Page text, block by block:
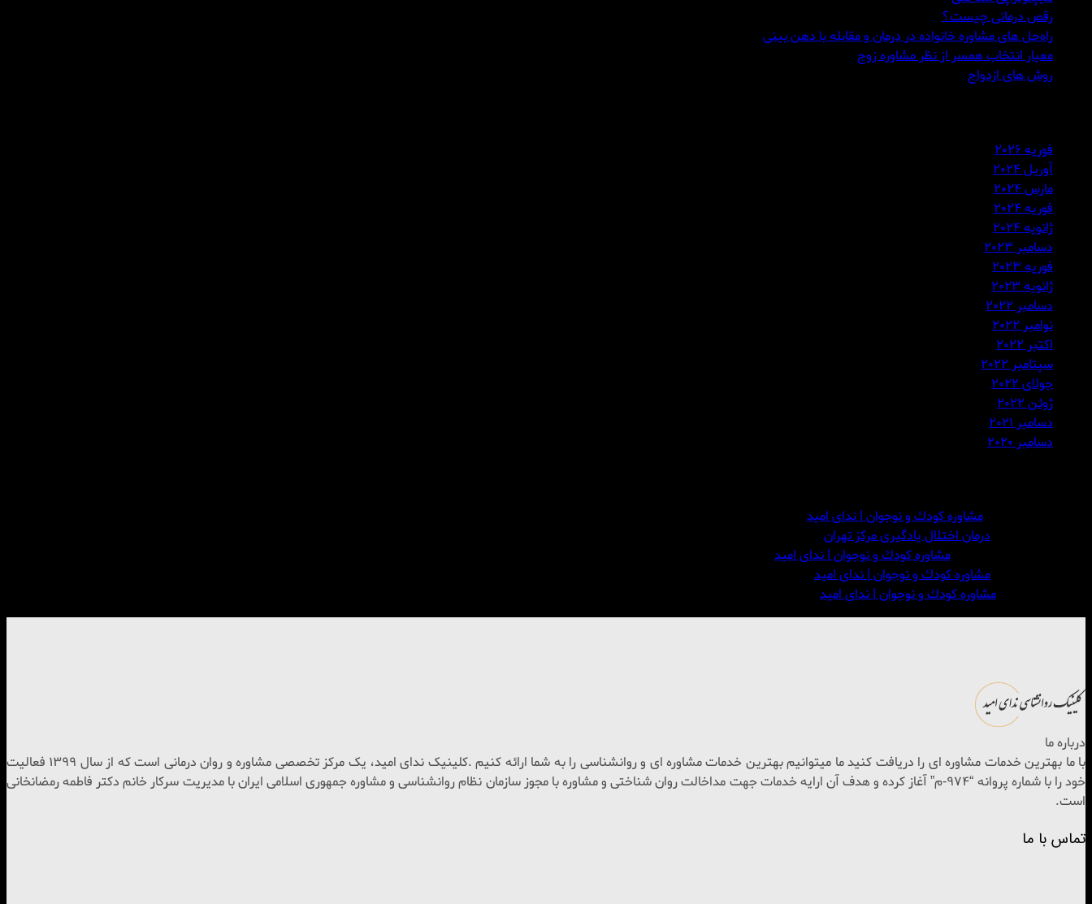
رقص درمانی چیست؟
راه‌حل های مشاوره خانواده در درمان و مقابله با دهن بینی
معیار انتخاب همسر از نظر مشاوره زوج
روش های ازدواج
فوریه 2026
آوریل 2024
مارس 2024
فوریه 2024
ژانویه 2024
دسامبر 2023
فوریه 2023
ژانویه 2023
دسامبر 2022
نوامبر 2022
اکتبر 2022
سپتامبر 2022
جولای 2022
ژوئن 2022
دسامبر 2021
دسامبر 2020
مشاوره كودك و نوجوان | ندای امید
درمان اختلال یادگیری مرکز تهران
مشاوره كودك و نوجوان | ندای امید
مشاوره كودك و نوجوان | ندای امید
مشاوره كودك و نوجوان | ندای امید
درباره ما
با ما بهترین خدمات مشاوره ای را دریافت کنید ما میتوانیم بهترین خدمات مشاوره ای و روانشناسی را به شما ارائه کنیم .کلینیک ندای امید، یک مرکز تخصصی مشاوره و روان درمانی است که از سال ۱۳۹۹ فعالیت
خود را با شماره پروانه “974-م” آغاز کرده و هدف آن ارایه خدمات جهت مداخالت روان شناختی و مشاوره با مجوز سازمان نظام روانشناسی و مشاوره جمهوری اسلامی ایران با مدیریت سرکار خانم دکتر فاطمه رمضانخانی
است.
تماس با ما